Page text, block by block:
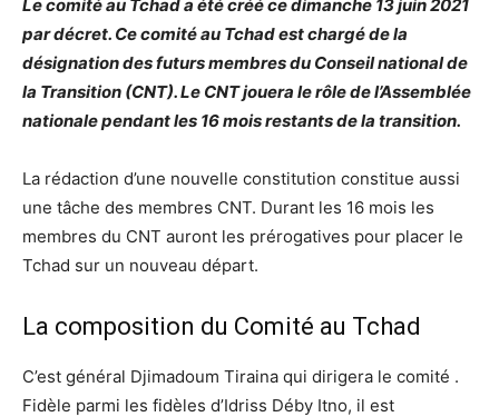
Le comité au Tchad a été créé ce dimanche 13 juin 2021
par décret. Ce comité au Tchad est chargé de la
désignation des futurs membres du Conseil national de
la Transition (CNT). Le CNT jouera le rôle de l’Assemblée
nationale pendant les 16 mois restants de la transition.
La rédaction d’une nouvelle constitution constitue aussi
une tâche des membres CNT. Durant les 16 mois les
membres du CNT auront les prérogatives pour placer le
Tchad sur un nouveau départ.
La composition du Comité au Tchad
C’est général Djimadoum Tiraina qui dirigera le comité .
Fidèle parmi les fidèles d’Idriss Déby Itno, il est